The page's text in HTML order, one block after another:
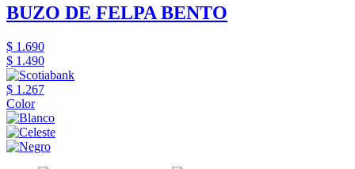
BUZO DE FELPA BENTO
$ 1.690
$ 1.490
$ 1.267
Color